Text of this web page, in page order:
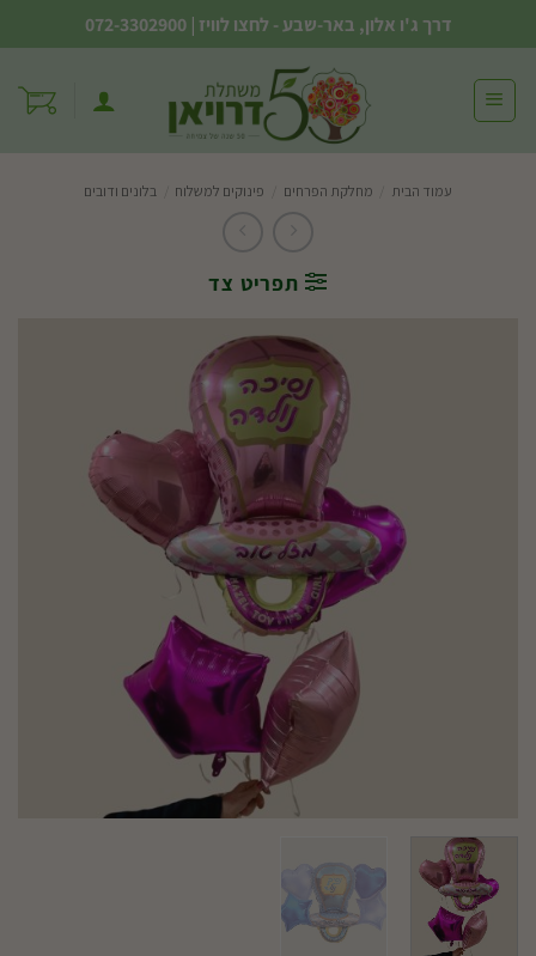
to
content
דרך ג'ו אלון, באר-שבע - לחצו לוויז |
072-3302900
עמוד הבית מחלקת הפרחים פינוקים למשלוח בלונים ודובים
תפריט צד